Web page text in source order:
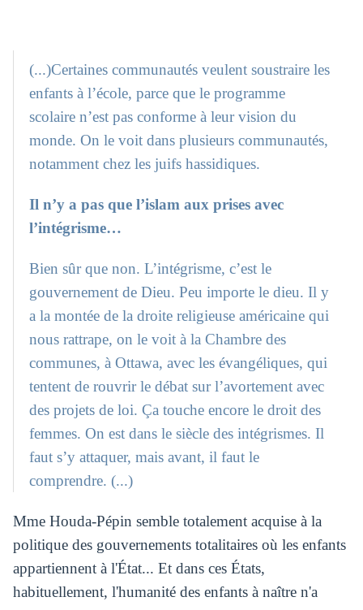
(...)Certaines communautés veulent soustraire les
enfants à l’école, parce que le programme
scolaire n’est pas conforme à leur vision du
monde. On le voit dans plusieurs communautés,
notamment chez les juifs hassidiques.
Il n’y a pas que l’islam aux prises avec
l’intégrisme…
Bien sûr que non. L’intégrisme, c’est le
gouvernement de Dieu. Peu importe le dieu. Il y
a la montée de la droite religieuse américaine qui
nous rattrape, on le voit à la Chambre des
communes, à Ottawa, avec les évangéliques, qui
tentent de rouvrir le débat sur l’avortement avec
des projets de loi. Ça touche encore le droit des
femmes. On est dans le siècle des intégrismes. Il
faut s’y attaquer, mais avant, il faut le
comprendre. (...)
Mme Houda-Pépin semble totalement acquise à la
politique des gouvernements totalitaires où les enfants
appartiennent à l'État... Et dans ces États,
habituellement, l'humanité des enfants à naître n'a